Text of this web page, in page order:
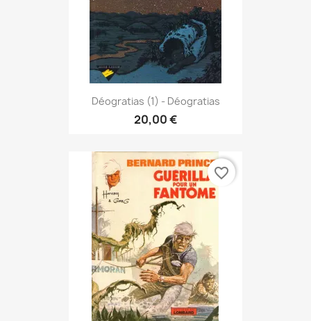
Déogratias (1) - Déogratias
20,00 €
favorite_border